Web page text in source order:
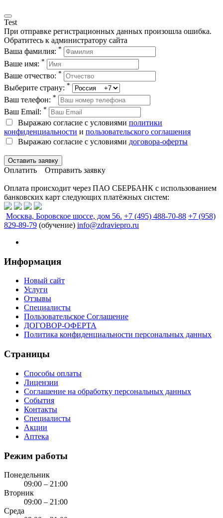
Test
При отправке регистрационных данных произошла ошибка.
Обратитесь к администратору сайта
Ваша фамилия: *
Ваше имя: *
Ваше отчество: *
Выберите страну: *
Ваш телефон: *
Ваш Email: *
Выражаю согласие с условиями политики
конфиденциальности и пользовательского соглашения
Выражаю согласие с условиями договора-оферты
Оставить заявку
Оплатить Отправить заявку
Оплата происходит через ПАО СБЕРБАНК с использованием
банковских карт следующих платёжных систем:
Москва, Боровское шоссе, дом 56. +7 (495) 488-70-88 +7 (958)
829-89-79 (обучение) info@zdraviepro.ru
Информация
Новый сайт
Услуги
Отзывы
Специалисты
Пользовательское Соглашение
ДОГОВОР-ОФЕРТА
Политика конфиденциальности персональных данных
Страницы
Способы оплаты
Лицензии
Соглашение на обработку персональных данных
События
Контакты
Специалисты
Акции
Аптека
Режим работы
Понедельник
09:00 – 21:00
Вторник
09:00 – 21:00
Среда